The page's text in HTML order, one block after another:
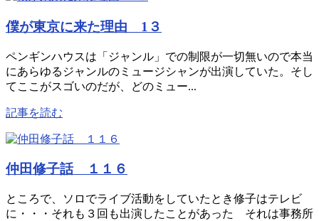
僕が東京に来た理由 1３
ペンギンハウスは「ジャンル」での制限が一切無いので本当
にあらゆるジャンルのミュージシャンが出演していた。そし
てここがスゴいのだが、どのミュー...
記事を読む
仲田修子話 １１６
ところで、ソロでライブ活動をしていたとき修子はテレビ
に・・・それも３回も出演したことがあった それは事務所